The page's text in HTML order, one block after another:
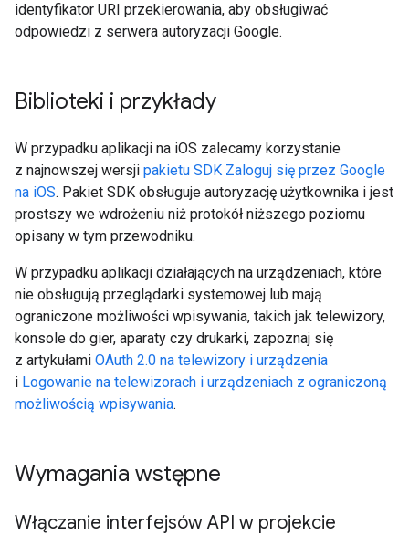
identyfikator URI przekierowania, aby obsługiwać
odpowiedzi z serwera autoryzacji Google.
Biblioteki i przykłady
W przypadku aplikacji na iOS zalecamy korzystanie
z najnowszej wersji pakietu SDK Zaloguj się przez Google
na iOS. Pakiet SDK obsługuje autoryzację użytkownika i jest
prostszy we wdrożeniu niż protokół niższego poziomu
opisany w tym przewodniku.
W przypadku aplikacji działających na urządzeniach, które
nie obsługują przeglądarki systemowej lub mają
ograniczone możliwości wpisywania, takich jak telewizory,
konsole do gier, aparaty czy drukarki, zapoznaj się
z artykułami OAuth 2.0 na telewizory i urządzenia
i Logowanie na telewizorach i urządzeniach z ograniczoną
możliwością wpisywania.
Wymagania wstępne
Włączanie interfejsów API w projekcie